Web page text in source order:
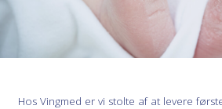
Hos Vingmed er vi stolte af at levere